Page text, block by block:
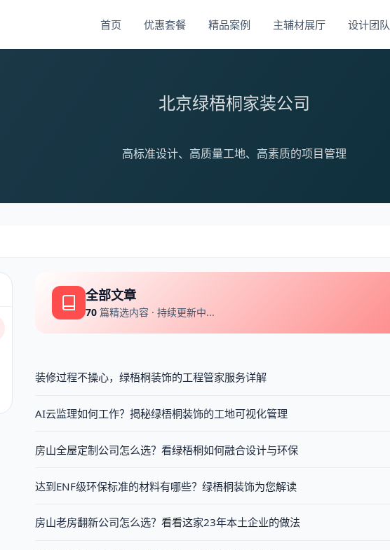
首页 优惠套餐 精品案例 主辅材展厅 设计团队
北京绿梧桐家装公司
高标准设计、高质量工地、高素质的项目管理
全部文章
70 篇精选内容 · 持续更新中...
装修过程不操心，绿梧桐装饰的工程管家服务详解
AI云监理如何工作？揭秘绿梧桐装饰的工地可视化管理
房山全屋定制公司怎么选？看绿梧桐如何融合设计与环保
达到ENF级环保标准的材料有哪些？绿梧桐装饰为您解读
房山老房翻新公司怎么选？看看这家23年本土企业的做法